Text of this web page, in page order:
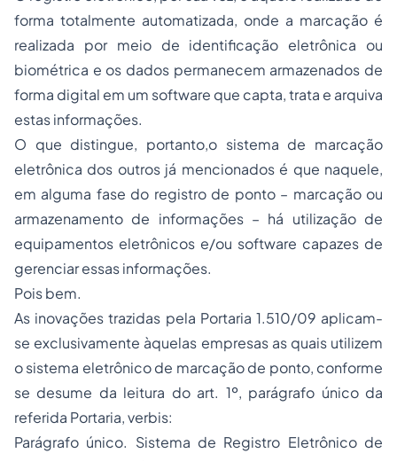
forma totalmente automatizada, onde a marcação é
realizada por meio de identificação eletrônica ou
biométrica e os dados permanecem armazenados de
forma digital em um software que capta, trata e arquiva
estas informações.
O que distingue, portanto,o sistema de marcação
eletrônica dos outros já mencionados é que naquele,
em alguma fase do registro de ponto – marcação ou
armazenamento de informações – há utilização de
equipamentos eletrônicos e/ou software capazes de
gerenciar essas informações.
Pois bem.
As inovações trazidas pela Portaria 1.510/09 aplicam-
se exclusivamente àquelas empresas as quais utilizem
o sistema eletrônico de marcação de ponto, conforme
se desume da leitura do art. 1º, parágrafo único da
referida Portaria,verbis:
Parágrafo único. Sistema de Registro Eletrônico de